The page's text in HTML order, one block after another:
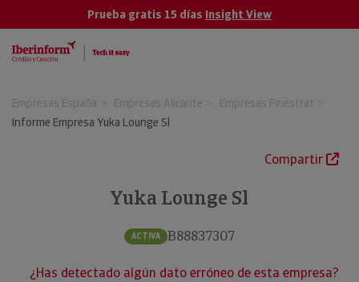
Prueba gratis 15 días Insight View
Empresas España Empresas Alicante
Empresas Finestrat
Informe Empresa Yuka Lounge Sl
Compartir
Yuka Lounge Sl
ACTIVA B88837307
¿Has detectado algún dato erróneo de esta empresa?